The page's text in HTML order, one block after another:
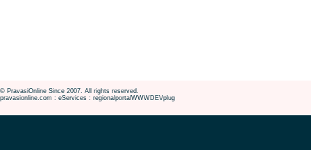
© PravasiOnline Since 2007. All rights reserved.
pravasionline.com : eServices : regionalportalWWWDEVplug